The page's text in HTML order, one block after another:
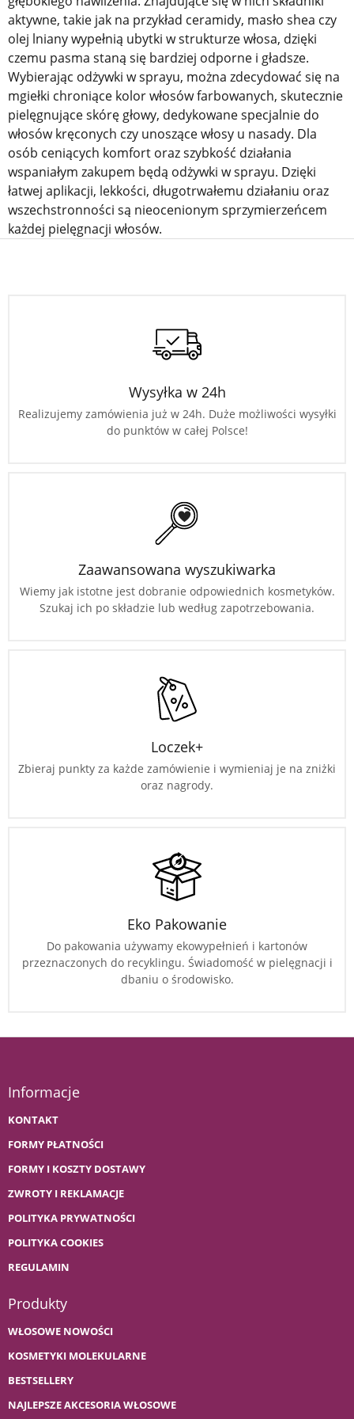
aktywne, takie jak na przykład ceramidy, masło shea czy
olej lniany wypełnią ubytki w strukturze włosa, dzięki
czemu pasma staną się bardziej odporne i gładsze.
Wybierając odżywki w sprayu, można zdecydować się na
mgiełki chroniące kolor włosów farbowanych, skutecznie
pielęgnujące skórę głowy, dedykowane specjalnie do
włosów kręconych czy unoszące włosy u nasady. Dla
osób ceniących komfort oraz szybkość działania
wspaniałym zakupem będą odżywki w sprayu. Dzięki
łatwej aplikacji, lekkości, długotrwałemu działaniu oraz
wszechstronności są nieocenionym sprzymierzeńcem
każdej pielęgnacji włosów.
Wysyłka w 24h
Realizujemy zamówienia już w 24h. Duże możliwości wysyłki
do punktów w całej Polsce!
Zaawansowana wyszukiwarka
Wiemy jak istotne jest dobranie odpowiednich kosmetyków.
Szukaj ich po składzie lub według zapotrzebowania.
Loczek+
Zbieraj punkty za każde zamówienie i wymieniaj je na zniżki
oraz nagrody.
Eko Pakowanie
Do pakowania używamy ekowypełnień i kartonów
przeznaczonych do recyklingu. Świadomość w pielęgnacji i
dbaniu o środowisko.
Informacje
KONTAKT
FORMY PŁATNOŚCI
FORMY I KOSZTY DOSTAWY
ZWROTY I REKLAMACJE
POLITYKA PRYWATNOŚCI
POLITYKA COOKIES
REGULAMIN
Produkty
WŁOSOWE NOWOŚCI
KOSMETYKI MOLEKULARNE
BESTSELLERY
NAJLEPSZE AKCESORIA WŁOSOWE